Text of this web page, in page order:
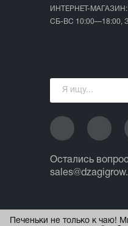
ИНТЕРНЕТ-МАГАЗИН:
СБ-ВС 10:00—18:00,
Остались
Печеньки не только к чаю!